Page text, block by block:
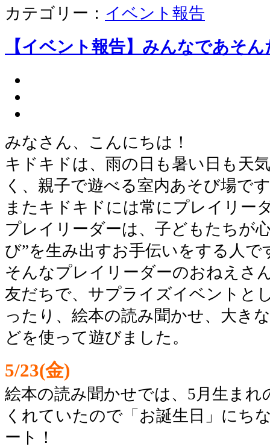
カテゴリー： イベント報告
【イベント報告】みんなであそ
みなさん、こんにちは！
キドキドは、雨の日も暑い日も天
く、親子で遊べる室内あそび場で
またキドキドには常にプレイリー
プレイリーダーは、子どもたちが
び”を生み出すお手伝いをする人で
そんなプレイリーダーのおねえさ
友だちで、サプライズイベントと
ったり、絵本の読み聞かせ、大き
どを使って遊びました。
5/23(金)
絵本の読み聞かせでは、5月生ま
くれていたので「お誕生日」にち
ート！